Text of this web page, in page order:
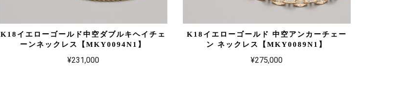
K18イエローゴールド中空ダブルキヘイチェ
ーンネックレス【MKY0094N1】
¥231,000
K18イエローゴールド 中空アンカーチェー
ン ネックレス【MKY0089N1】
¥275,000